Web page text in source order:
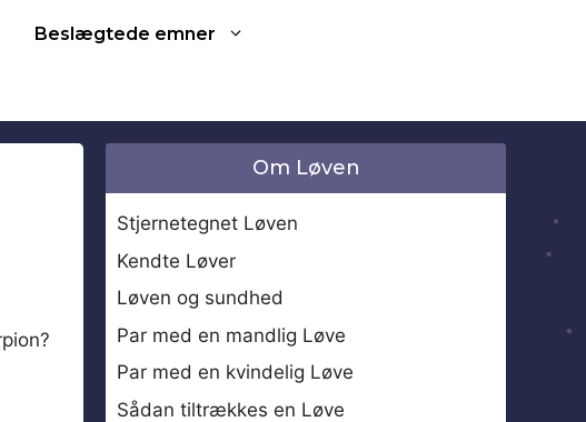
Beslægtede emner
Om Løven
Stjernetegnet Løven
Kendte Løver
Løven og sundhed
Par med en mandlig Løve
Par med en kvindelig Løve
Sådan tiltrækkes en Løve